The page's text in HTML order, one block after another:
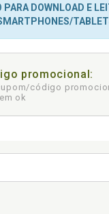
PARA DOWNLOAD E
promocional:
código
ok